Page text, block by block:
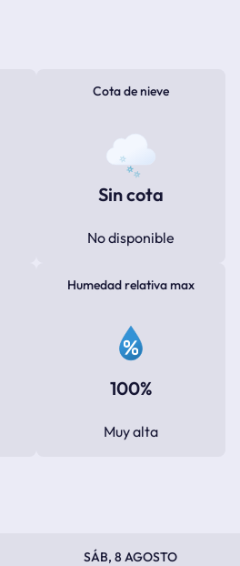
Cota de nieve
Sin cota
No disponible
Humedad relativa max
100%
Muy alta
SÁB, 8 AGOSTO